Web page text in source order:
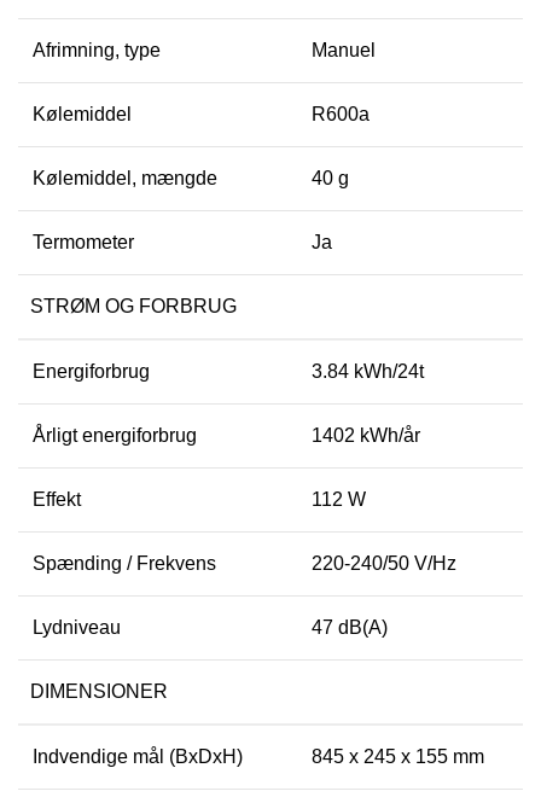
Afrimning, type Manuel
Kølemiddel R600a
Kølemiddel, mængde 40 g
Termometer Ja
STRØM OG FORBRUG
Energiforbrug 3.84 kWh/24t
Årligt energiforbrug 1402 kWh/år
Effekt 112 W
Spænding / Frekvens 220-240/50 V/Hz
Lydniveau 47 dB(A)
DIMENSIONER
Indvendige mål (BxDxH) 845 x 245 x 155 mm